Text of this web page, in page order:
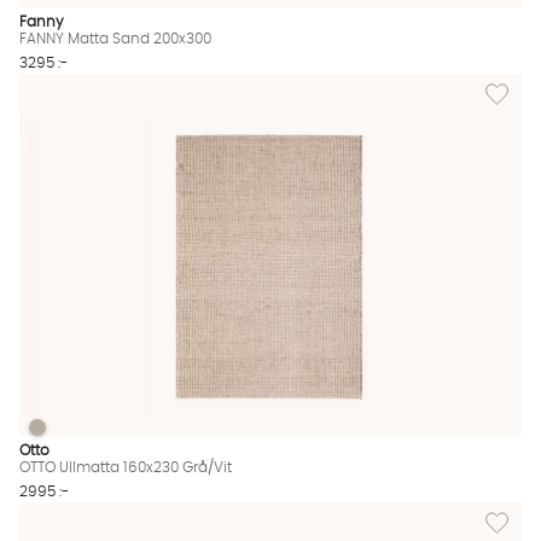
Fanny
FANNY Matta Sand 200x300
3295 :-
Lägg
OTTO Ullmatta 160x230 Grå/Vit Finns även i dessa färger:
OTTO Ullmatta 160x230 Grå/Vit
Otto
OTTO Ullmatta 160x230 Grå/Vit
2995 :-
Lägg